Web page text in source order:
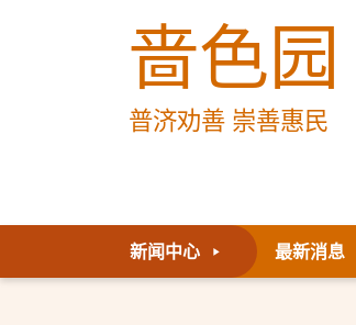
啬色园
普济劝善 崇善惠民
新闻中心 最新消息